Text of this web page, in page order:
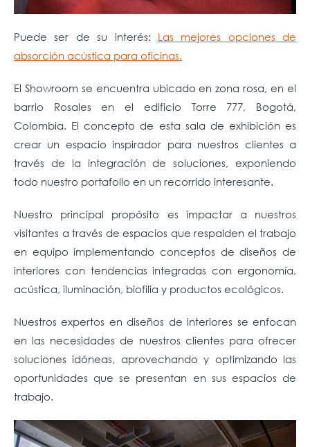
Puede ser de su interés: Las mejores opciones de
absorción acústica para oficinas.
El Showroom se encuentra ubicado en zona rosa, en el
barrio Rosales en el edificio Torre 777, Bogotá,
Colombia. El concepto de esta sala de exhibición es
crear un espacio inspirador para nuestros clientes a
través de la integración de soluciones, exponiendo
todo nuestro portafolio en un recorrido interesante.
Nuestro principal propósito es impactar a nuestros
visitantes a través de espacios que respalden el trabajo
en equipo implementando conceptos de diseños de
interiores con tendencias integradas con ergonomía,
acústica, iluminación, biofilia y productos ecológicos.
Nuestros expertos en diseños de interiores se enfocan
en las necesidades de nuestros clientes para ofrecer
soluciones idóneas, aprovechando y optimizando las
oportunidades que se presentan en sus espacios de
trabajo.